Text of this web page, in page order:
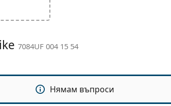
7084UF 004 15 54
Нямам въпроси